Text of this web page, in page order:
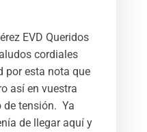
EVD Queridos
cordiales
por esta nota que
así en vuestra
de tensión. Ya
de llegar aquí y